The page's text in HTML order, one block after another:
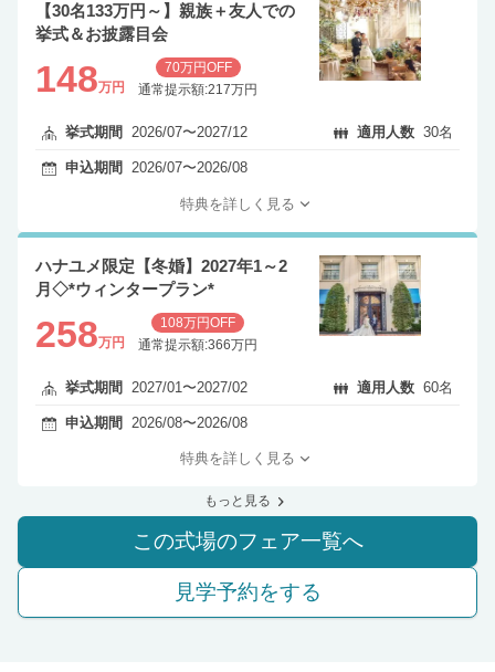
【30名133万円～】親族＋友人での
挙式＆お披露目会
148万円
70万円OFF
通常提示額:217万円
挙式期間 2026/07〜2027/12 適用人数 30名
申込期間 2026/07〜2026/08
特典を詳しく見る
ハナユメ限定【冬婚】2027年1～2
月◇*ウィンタープラン*
258万円
108万円OFF
通常提示額:366万円
挙式期間 2027/01〜2027/02 適用人数 60名
申込期間 2026/08〜2026/08
特典を詳しく見る
もっと見る
この式場のフェア一覧へ
見学予約をする